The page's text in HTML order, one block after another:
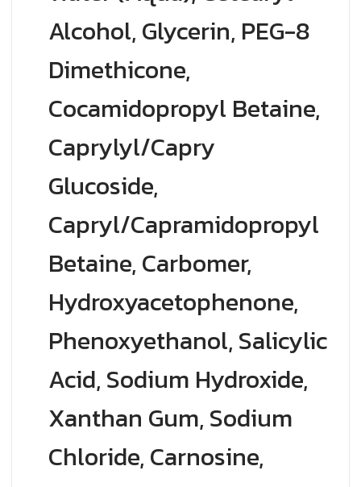
Alcohol, Glycerin, PEG-8
Dimethicone,
Cocamidopropyl Betaine,
Caprylyl/Capry
Glucoside,
Capryl/Capramidopropyl
Betaine, Carbomer,
Hydroxyacetophenone,
Phenoxyethanol, Salicylic
Acid, Sodium Hydroxide,
Xanthan Gum, Sodium
Chloride, Carnosine,